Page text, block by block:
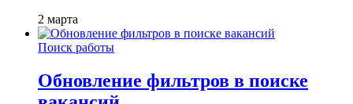
2 марта
Поиск работы
Обновление фильтров в поиске